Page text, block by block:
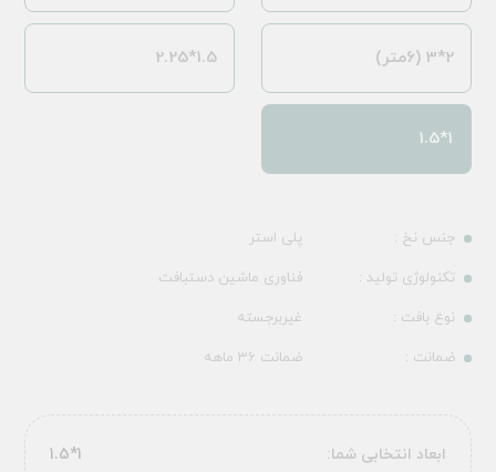
جنس نخ :
پلی استر
تکنولوژی تولید :
فناوری ماشین دستبافت
نوع بافت :
غیربرجسته
ضمانت :
ضمانت 36 ماهه
2*3 (6متر) 1.5*2.25
1*1.5
ابعاد انتخابی شما: 1*1.5